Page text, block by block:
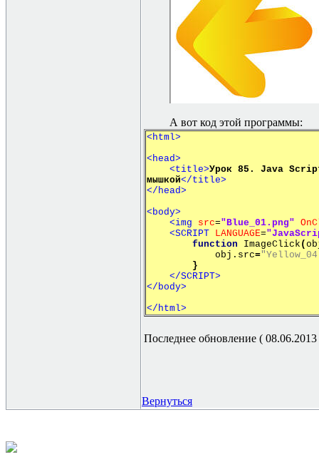
А вот код этой программы:
<html>
<head>
<title>Урок 85. Java
мышкой</title>
</head>
<body>
<img
src="Blue_01.png"
<SCRIPT
LANGUAGE=
function ImageClick (
obj.src=
}
</SCRIPT>
</body>
</html>
Последнее обновление ( 08.06.2013
Вернуться